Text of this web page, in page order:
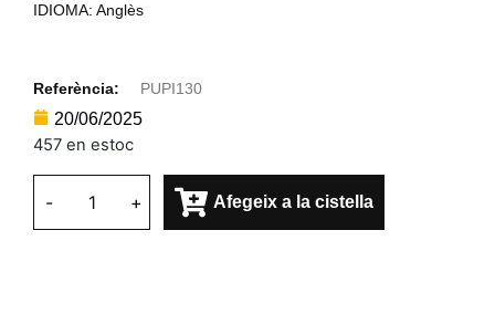
IDIOMA: Anglès
Referència: PUPI130
20/06/2025
457 en estoc
- + Afegeix a la cistella